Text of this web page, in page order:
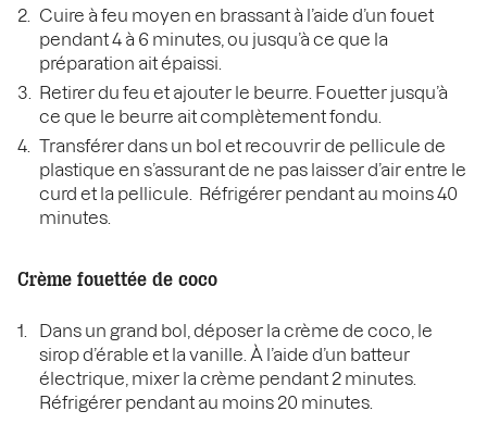
Cuire à feu moyen en brassant à l’aide d’un fouet
pendant 4 à 6 minutes, ou jusqu’à ce que la
préparation ait épaissi.
Retirer du feu et ajouter le beurre. Fouetter jusqu’à
ce que le beurre ait complètement fondu.
Transférer dans un bol et recouvrir de pellicule de
plastique en s’assurant de ne pas laisser d’air entre le
curd et la pellicule. Réfrigérer pendant au moins 40
minutes.
Crème fouettée de coco
Dans un grand bol, déposer la crème de coco, le
sirop d’érable et la vanille. À l’aide d’un batteur
électrique, mixer la crème pendant 2 minutes.
Réfrigérer pendant au moins 20 minutes.